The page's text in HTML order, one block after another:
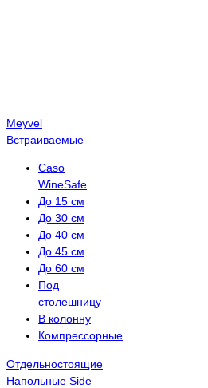
Meyvel
Встраиваемые
Caso
WineSafe
До 15 см
До 30 см
До 40 см
До 45 см
До 60 см
Под
столешницу
В колонну
Компрессорные
Отдельностоящие
Напольные Side